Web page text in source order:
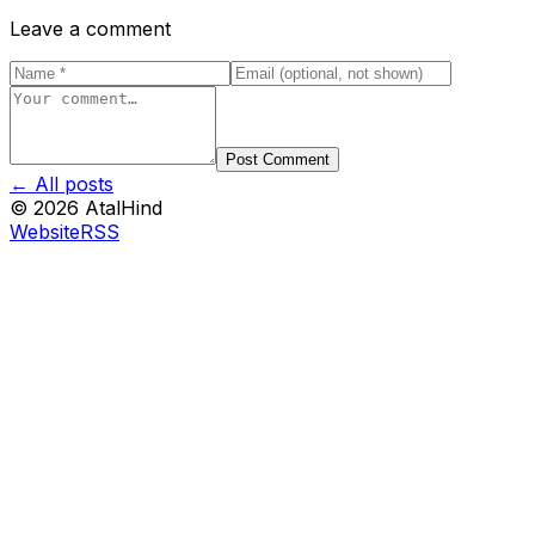
Leave a comment
Post Comment
← All posts
© 2026 AtalHind
WebsiteRSS